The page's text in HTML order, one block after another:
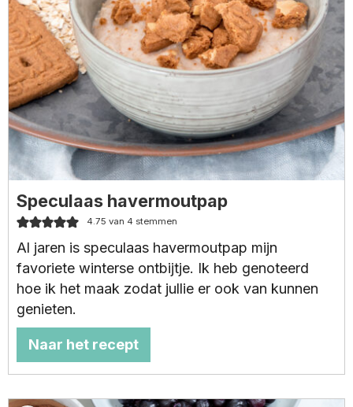
Speculaas havermoutpap
4.75 van 4 stemmen
Al jaren is speculaas havermoutpap mijn
favoriete winterse ontbijtje. Ik heb genoteerd
hoe ik het maak zodat jullie er ook van kunnen
genieten.
Naar het recept